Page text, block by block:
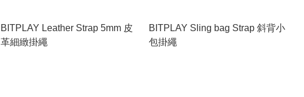
BITPLAY Leather Strap 5mm 皮
革細緻掛繩
BITPLAY Sling bag Strap 斜背小
包掛繩